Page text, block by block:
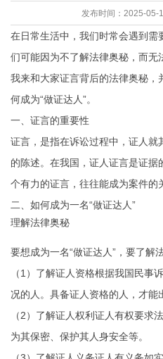
发布时间：2025-
在日常生活中，我们时常会遇到
们可能因为不了解法律奥秘，而无
我来和大家证言背后的法律奥秘，
何成为“做证达人”。
一、证言的重要性
证言，是指在诉讼过程中，证人
的陈述。在我国，证人证言是证
个有力的证言，往往能成为案件的
二、如何成为一名“做证达人”
理解法律奥秘
要想成为一名“做证达人”，要了解
（1）了解证人资格根据我国民事
况的人。具备证人资格的人，才能
（2）了解证人权利证人有权要求
为其保密、保护其人身安全等。